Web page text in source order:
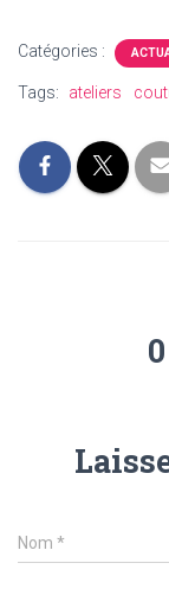
Catégories :
Tags: ateliers
Nom *